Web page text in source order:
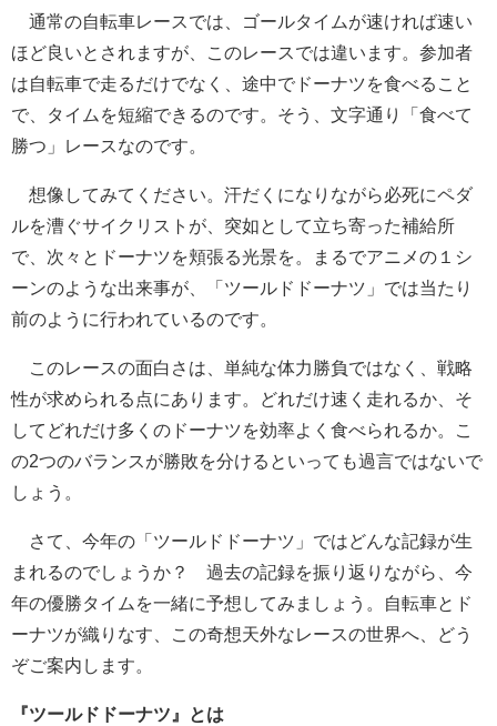
通常の自転車レースでは、ゴールタイムが速ければ速い
ほど良いとされますが、このレースでは違います。参加者
は自転車で走るだけでなく、途中でドーナツを食べること
で、タイムを短縮できるのです。そう、文字通り「食べて
勝つ」レースなのです。
想像してみてください。汗だくになりながら必死にペダ
ルを漕ぐサイクリストが、突如として立ち寄った補給所
で、次々とドーナツを頬張る光景を。まるでアニメの１シ
ーンのような出来事が、「ツールドドーナツ」では当たり
前のように行われているのです。
このレースの面白さは、単純な体力勝負ではなく、戦略
性が求められる点にあります。どれだけ速く走れるか、そ
してどれだけ多くのドーナツを効率よく食べられるか。こ
の2つのバランスが勝敗を分けるといっても過言ではないで
しょう。
さて、今年の「ツールドドーナツ」ではどんな記録が生
まれるのでしょうか？ 過去の記録を振り返りながら、今
年の優勝タイムを一緒に予想してみましょう。自転車とド
ーナツが織りなす、この奇想天外なレースの世界へ、どう
ぞご案内します。
『ツールドドーナツ』とは